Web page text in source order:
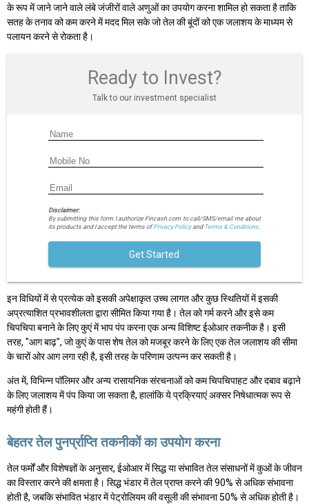
के रूप में जाने जाने वाले लंबे जंजीरों वाले अणुओं का उपयोग करना शामिल हो सकता है ताकि
सतह के तनाव को कम करने में मदद मिल सके जो तेल की बूंदों को एक जलाशय के माध्यम से
पलायन करने से रोकता है।
Ready to Invest?
Talk to our investment specialist
Disclaimer:
By submitting this form I authorize Fincash.com to call/SMS/email me about
its products and I accept the terms ofPrivacy Policyand Terms & Conditions.
Get Started
इन विधियों में से प्रत्येक को इसकी अपेक्षाकृत उच्च लागत और कुछ स्थितियों में इसकी
अप्रत्याशित प्रभावशीलता द्वारा सीमित किया गया है। तेल को गर्म करने और इसे कम
चिपचिपा बनाने के लिए कुएं में भाप पंप करना एक अन्य विशिष्ट ईओआर तकनीक है। इसी
तरह, "आग बाढ़", जो कुएं के पास शेष तेल को मजबूर करने के लिए एक तेल जलाशय की सीमा
के चारों ओर आग लगा रही है, इसी तरह के परिणाम उत्पन्न कर सकती है।
अंत में, विभिन्न पॉलिमर और अन्य रासायनिक संरचनाओं को कम चिपचिपाहट और दबाव बढ़ाने
के लिए जलाशय में पंप किया जा सकता है, हालांकि ये प्रक्रियाएं अक्सर निषेधात्मक रूप से
महंगी होती हैं।
बेहतर तेल पुनर्प्राप्ति तकनीकों का उपयोग करना
तेल फर्मों और विशेषज्ञों के अनुसार, ईओआर में सिद्ध या संभावित तेल संसाधनों में कुओं के जीवन
का विस्तार करने की क्षमता है। सिद्ध भंडार में तेल प्राप्त करने की 90% से अधिक संभावना
होती है, जबकि संभावित भंडार में पेट्रोलियम की वसूली की संभावना 50% से अधिक होती है।